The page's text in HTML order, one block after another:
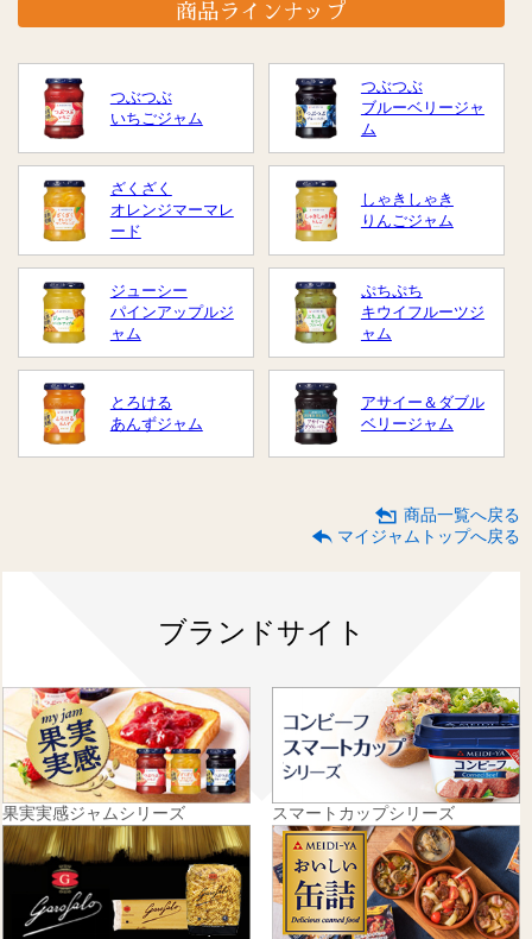
商品ラインナップ
つぶつぶ
いちごジャム
つぶつぶ
ブルーベリージャ
ム
ざくざく
オレンジマーマレ
ード
しゃきしゃき
りんごジャム
ジューシー
パインアップルジ
ャム
ぷちぷち
キウイフルーツジ
ャム
とろける
あんずジャム
アサイー＆ダブル
ベリージャム
商品一覧へ戻る
マイジャムトップへ戻る
ブランドサイト
果実実感ジャムシリーズ スマートカップシリーズ